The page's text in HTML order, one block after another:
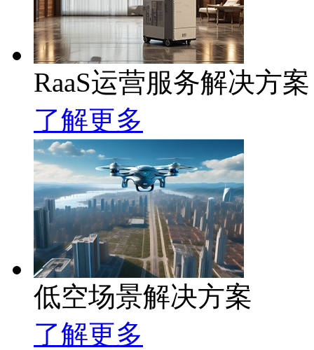
RaaS运营服务解决方案
了解更多
低空场景解决方案
了解更多